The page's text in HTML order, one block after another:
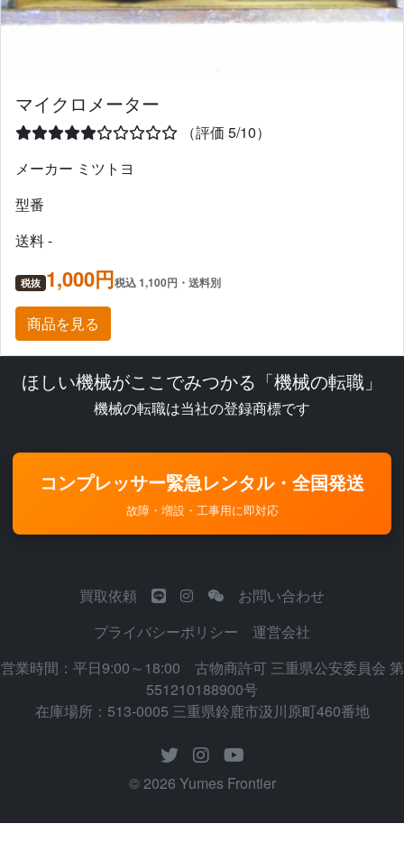
マイクロメーター
（評価 5/10）
メーカー ミツトヨ
型番
送料 -
税抜 1,000円税込 1,100円・送料別
商品を見る
ほしい機械がここでみつかる「機械の転職」
機械の転職は当社の登録商標です
コンプレッサー緊急レンタル・全国発送
故障・増設・工事用に即対応
買取依頼
お問い合わせ
プライバシーポリシー
運営会社
営業時間：平日9:00～18:00 古物商許可 三重県公安委員会 第
551210188900号
在庫場所：513-0005 三重県鈴鹿市汲川原町460番地
© 2026 Yumes Frontier